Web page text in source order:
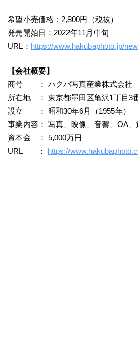
希望小売価格：2,800円（税抜）
発売開始日：2022年11月中旬
URL： https://www.hakubaphoto.jp/
【会社概要】
商号 ： ハクバ写真産業株式会社
所在地 ： 東京都墨田区亀沢1丁目3
設立 ： 昭和30年6月（1955年）
事業内容： 写真、映像、音響、OA
資本金 ： 5,000万円
URL ： https://